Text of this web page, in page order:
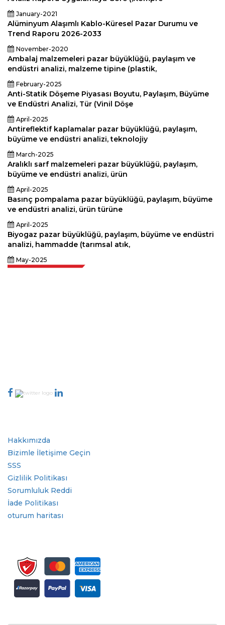
January-2021
Alüminyum Alaşımlı Kablo-Küresel Pazar Durumu ve
Trend Raporu 2026-2033
November-2020
Ambalaj malzemeleri pazar büyüklüğü, paylaşım ve
endüstri analizi, malzeme tipine (plastik,
February-2025
Anti-Statik Döşeme Piyasası Boyutu, Paylaşım, Büyüme
ve Endüstri Analizi, Tür (Vinil Döşe
April-2025
Antireflektif kaplamalar pazar büyüklüğü, paylaşım,
büyüme ve endüstri analizi, teknolojiy
March-2025
Aralıklı sarf malzemeleri pazar büyüklüğü, paylaşım,
büyüme ve endüstri analizi, ürün
April-2025
Basınç pompalama pazar büyüklüğü, paylaşım, büyüme
ve endüstri analizi, ürün türüne
April-2025
Biyogaz pazar büyüklüğü, paylaşım, büyüme ve endüstri
analizi, hammadde (tarımsal atık,
May-2025
Hakkımızda
Bizimle İletişime Geçin
SSS
Gizlilik Politikası
Sorumluluk Reddi
İade Politikası
oturum haritası